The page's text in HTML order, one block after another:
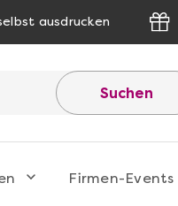
ausdrucken
Suchen
Firmen-Events